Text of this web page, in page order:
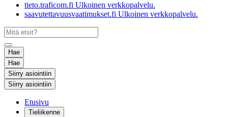
tieto.traficom.fi Ulkoinen verkkopalvelu.
saavutettavuusvaatimukset.fi Ulkoinen verkkopalvelu.
Hae
Hae
Siirry asiointiin
Siirry asiointiin
Etusivu
Tieliikenne